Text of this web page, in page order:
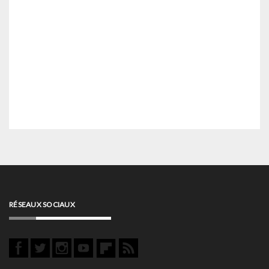
RÉSEAUX SOCIAUX